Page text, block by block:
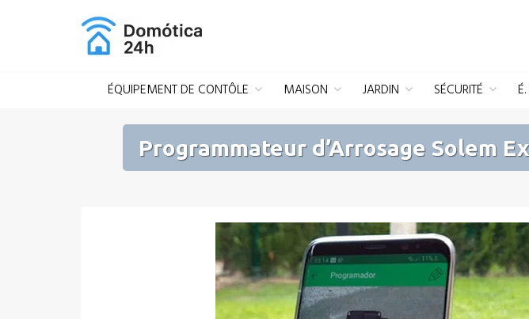
ÉQUIPEMENT DE CONTÔLE MAISON JARDIN SÉCURITÉ
Programmateur d’Arrosage Solem